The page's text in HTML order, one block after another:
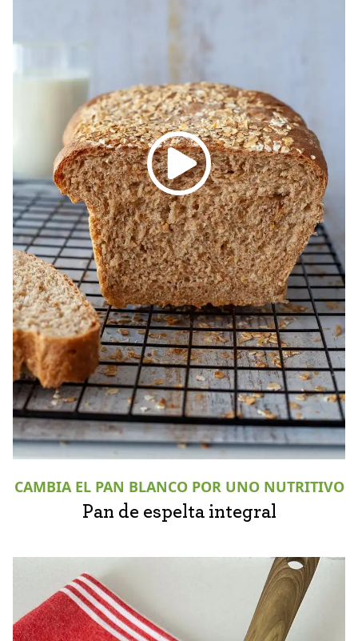
CAMBIA EL PAN BLANCO POR UNO NUTRITIVO
Pan de espelta integral